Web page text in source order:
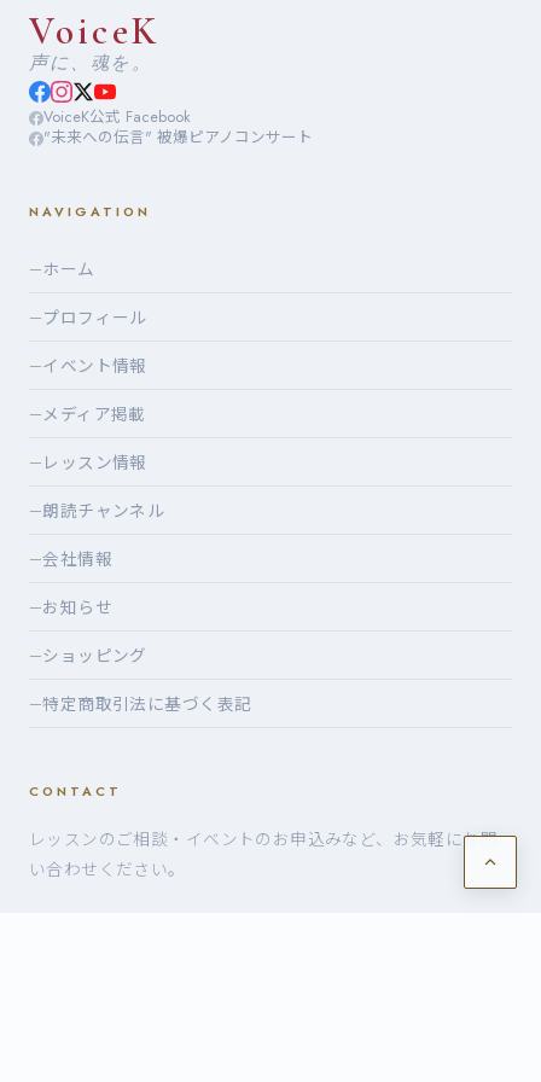
VoiceK
声に、魂を。
VoiceK公式 Facebook
"未来への伝言" 被爆ピアノコンサート
NAVIGATION
—ホーム
—プロフィール
—イベント情報
—メディア掲載
— レッスン情報
—朗読チャンネル
—会社情報
—お知らせ
—ショッピング
—特定商取引法に基づく表記
CONTACT
レッスンのご相談・イベントのお申込みなど、お気軽にお問
い合わせください。